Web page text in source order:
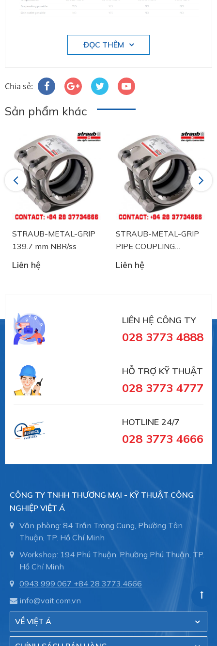
Straublà nhà sản xuất thiết bị khớp nối ống và
trên 30 năm trong lĩnh vực sản xuất và cung ứng
trong lĩnh vực sử dụng khớp nối đường ống:
ngầm.
- Hệ thông phòng cháy chữa cháy trong tòa nhà,
nhà xưởng.
- Đóng tàu, ống dẫn trong thân tàu, bảo trì đường
Việt Á hiện là đại diện cũa hãng Straub - Thụy sĩ
tại Việt Nam.
ĐỌC THÊM
Chia sẻ:
Sản phẩm khác
Previous
STRAUB-METAL-GRIP
139.7 mm NBR/ss
Liên hệ
STRAUB-METAL-GRIP
PIPE COUPLING
STRAUB 88.9 mm
NBR/ss
Liên hệ
Next
LIÊN HỆ CÔNG TY
028 3773 4888
HỖ TRỢ KỸ THUẬT
028 3773 4777
HOTLINE 24/7
028 3773 4666
CÔNG TY TNHH THƯƠNG MẠI - KỸ THUẬT CÔNG
NGHIỆP VIỆT Á
Văn phòng: 84 Trần Trọng Cung, Phường Tân
Thuận, TP. Hồ Chí Minh
Workshop: 194 Phú Thuận, Phường Phú Thuận, TP.
Hồ Chí Minh
0943 999 067 +84 28 3773.4666
info@vait.com.vn
VỀ VIỆT Á